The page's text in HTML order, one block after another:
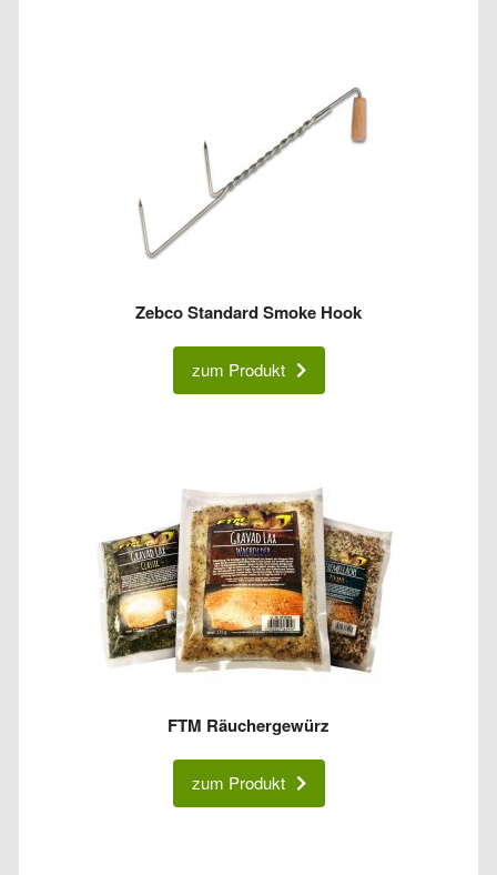
Zebco Standard Smoke Hook
zum Produkt
FTM Räuchergewürz
zum Produkt